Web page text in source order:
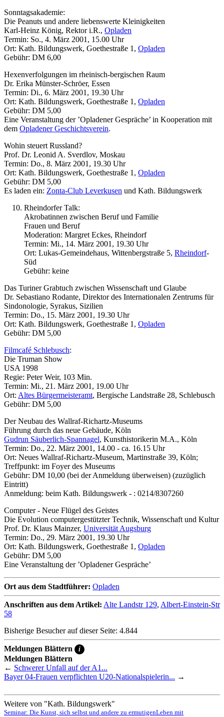
Sonntagsakademie:
Die Peanuts und andere liebenswerte Kleinigkeiten
Karl-Heinz König, Rektor i.R., Opladen
Termin: So., 4. März 2001, 15.00 Uhr
Ort: Kath. Bildungswerk, Goethestraße 1, Opladen
Gebühr: DM 6,00
Hexenverfolgungen im rheinisch-bergischen Raum
Dr. Erika Münster-Schröer, Essen
Termin: Di., 6. März 2001, 19.30 Uhr
Ort: Kath. Bildungswerk, Goethestraße 1, Opladen
Gebühr: DM 5,00
Eine Veranstaltung der ’Opladener Gespräche’ in Kooperation mit
dem Opladener Geschichtsverein.
Wohin steuert Russland?
Prof. Dr. Leonid A. Sverdlov, Moskau
Termin: Do., 8. März 2001, 19.30 Uhr
Ort: Kath. Bildungswerk, Goethestraße 1, Opladen
Gebühr: DM 5,00
Es laden ein: Zonta-Club Leverkusen und Kath. Bildungswerk
Rheindorfer Talk:
Akrobatinnen zwischen Beruf und Familie
Frauen und Beruf
Moderation: Margret Eckes, Rheindorf
Termin: Mi., 14. März 2001, 19.30 Uhr
Ort: Lukas-Gemeindehaus, Wittenbergstraße 5, Rheindorf-
Süd
Gebühr: keine
Das Turiner Grabtuch zwischen Wissenschaft und Glaube
Dr. Sebastiano Rodante, Direktor des Internationalen Zentrums für
Sindonologie, Syrakus, Sizilien
Termin: Do., 15. März 2001, 19.30 Uhr
Ort: Kath. Bildungswerk, Goethestraße 1, Opladen
Gebühr: DM 5,00
Filmcafé Schlebusch:
Die Truman Show
USA 1998
Regie: Peter Weir, 103 Min.
Termin: Mi., 21. März 2001, 19.00 Uhr
Ort: Altes Bürgermeisteramt, Bergische Landstraße 28, Schlebusch
Gebühr: DM 5,00
Der Neubau des Wallraf-Richartz-Museums
Führung durch das neue Gebäude, Köln
Gudrun Säuberlich-Spannagel, Kunsthistorikerin M.A., Köln
Termin: Do., 22. März 2001, 14.00 - ca. 16.15 Uhr
Ort: Neues Wallraf-Richartz-Museum, Martinstraße 39, Köln;
Treffpunkt: im Foyer des Museums
Gebühr: DM 10,00 (bei der Anmeldung überweisen) (zuzüglich
Eintritt)
Anmeldung: beim Kath. Bildungswerk - : 0214/8307260
Computer - Neue Flügel des Geistes
Die Evolution computergestützter Technik, Wissenschaft und Kultur
Prof. Dr. Klaus Mainzer, Universität Augsburg
Termin: Do., 29. März 2001, 19.30 Uhr
Ort: Kath. Bildungswerk, Goethestraße 1, Opladen
Gebühr: DM 5,00
Eine Veranstaltung der ’Opladener Gespräche’
Ort aus dem Stadtführer: Opladen
Anschriften aus dem Artikel: Alte Landstr 129, Albert-Einstein-Str
58
Bisherige Besucher auf dieser Seite: 4.844
Meldungen Blättern i
Meldungen Blättern
← Schwerer Unfall auf der A1...
Bayer 04-Frauen verpflichten U20-Nationalspielerin... →
Weitere von "Kath. Bildungswerk"
Seminar: Die Kunst, sich selbst und andere zu ermutigenLeben mit